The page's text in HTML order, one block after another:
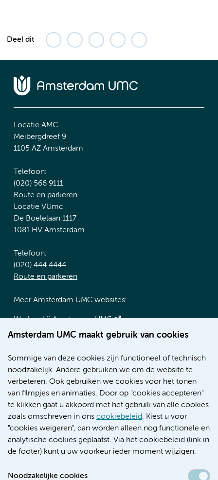
Deel dit
Amsterdam UMC maakt gebruik van cookies
Sommige van deze cookies zijn functioneel of technisch
noodzakelijk. Andere gebruiken we om de website te
verbeteren. Ook gebruiken we cookies voor het tonen
van filmpjes en animaties. Door op "cookies accepteren"
te klikken gaat u akkoord met het gebruik van alle cookies
zoals omschreven in ons cookiebeleid. Kiest u voor
"cookies weigeren", dan worden alleen nog functionele en
analytische cookies geplaatst. Via het cookiebeleid (link in
de footer) kunt u uw voorkeur ieder moment wijzigen.
Noodzakelijke cookies
Locatie AMC
Meibergdreef 9
1105 AZ Amsterdam
Telefoon:
(020) 566 9111
Route en parkeren
Locatie VUmc
De Boelelaan 1117
1081 HV Amsterdam
Telefoon:
(020) 444 4444
Route en parkeren
Meer Amsterdam UMC websites:
Werken bij Amsterdam UMC
Over Amsterdam UMC
Research
Educatie locatie AMC
Educatie locatie VUmc
Verwijzen & diagnostiek